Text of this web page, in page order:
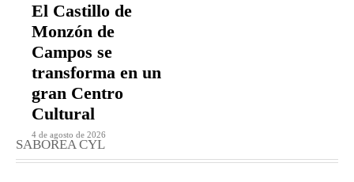
El Castillo de
Monzón de
Campos se
transforma en un
gran Centro
Cultural
4 de agosto de 2026
SABOREA CYL